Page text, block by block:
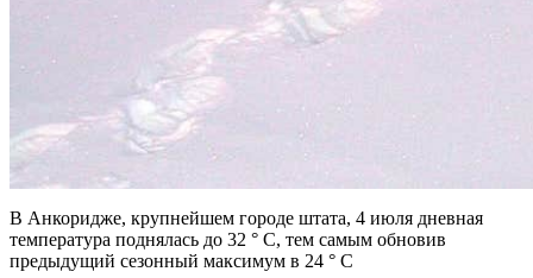
В Анкоридже, крупнейшем городе штата, 4 июля дневная
температура поднялась до 32 ° C, тем самым обновив
предыдущий сезонный максимум в 24 ° C